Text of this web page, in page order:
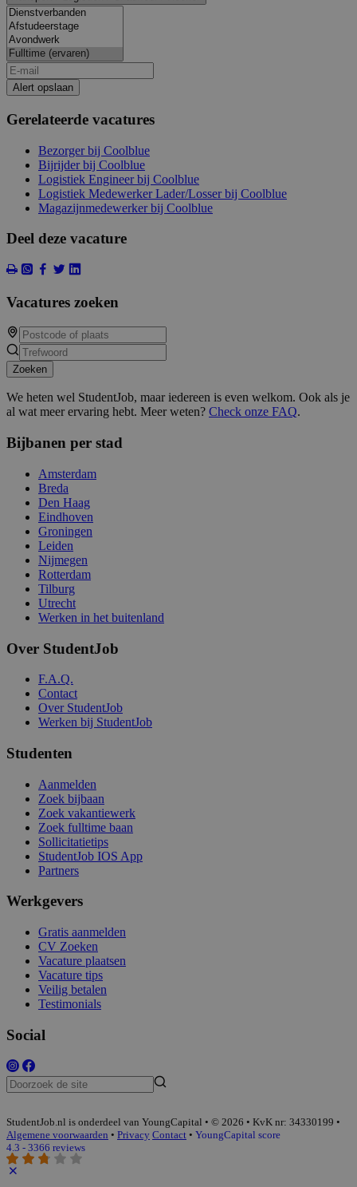
Alert opslaan
Gerelateerde vacatures
Bezorger bij Coolblue
Bijrijder bij Coolblue
Logistiek Engineer bij Coolblue
Logistiek Medewerker Lader/Losser bij Coolblue
Magazijnmedewerker bij Coolblue
Deel deze vacature
Vacatures zoeken
Zoeken
We heten wel StudentJob, maar iedereen is even welkom. Ook als je
al wat meer ervaring hebt. Meer weten? Check onze FAQ.
Bijbanen per stad
Amsterdam
Breda
Den Haag
Eindhoven
Groningen
Leiden
Nijmegen
Rotterdam
Tilburg
Utrecht
Werken in het buitenland
Over StudentJob
F.A.Q.
Contact
Over StudentJob
Werken bij StudentJob
Studenten
Aanmelden
Zoek bijbaan
Zoek vakantiewerk
Zoek fulltime baan
Sollicitatietips
StudentJob IOS App
Partners
Werkgevers
Gratis aanmelden
CV Zoeken
Vacature plaatsen
Vacature tips
Veilig betalen
Testimonials
Social
StudentJob.nl is onderdeel van YoungCapital • © 2026 • KvK nr: 34330199 •
Algemene voorwaarden • Privacy Contact • YoungCapital score
4.3 - 3366 reviews